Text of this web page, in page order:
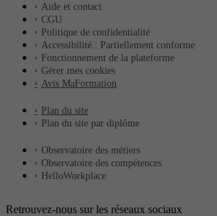
Aide et contact
CGU
Politique de confidentialité
Accessibilité : Partiellement conforme
Fonctionnement de la plateforme
Gérer mes cookies
Avis MaFormation
Plan du site
Plan du site par diplôme
Observatoire des métiers
Observatoire des compétences
HelloWorkplace
Retrouvez-nous sur les réseaux sociaux